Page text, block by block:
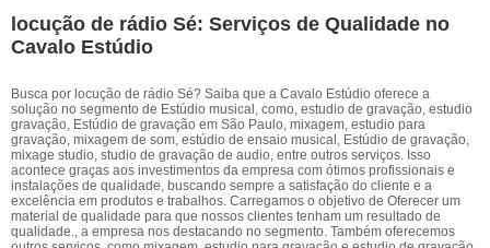
locução de rádio Sé: Serviços de Qualidade no
Cavalo Estúdio
Busca por locução de rádio Sé? Saiba que a Cavalo Estúdio oferece a
solução no segmento de Estúdio musical, como, estudio de gravação, estudio
gravação, Estúdio de gravação em São Paulo, mixagem, estudio para
gravação, mixagem de som, estúdio de ensaio musical, Estúdio de gravação,
mixage studio, studio de gravação de audio, entre outros serviços. Isso
acontece graças aos investimentos da empresa com ótimos profissionais e
instalações de qualidade, buscando sempre a satisfação do cliente e a
excelência em produtos e trabalhos. Carregamos o objetivo de Oferecer um
material de qualidade para que nossos clientes tenham um resultado de
qualidade., a empresa nos destacando no segmento. Também oferecemos